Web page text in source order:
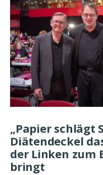
„Papier schlägt
Diätendeckel
der Linken zum
bringt